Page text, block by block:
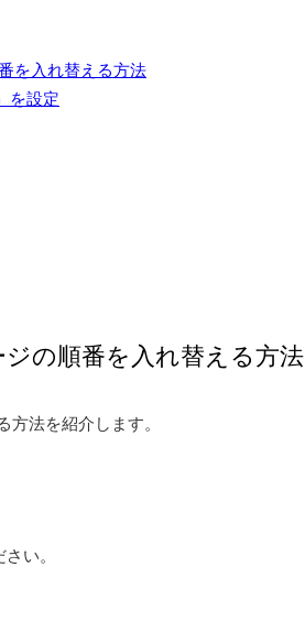
を入れ替える方法
を設定
の順番を入れ替える方法
法を紹介します。
い。